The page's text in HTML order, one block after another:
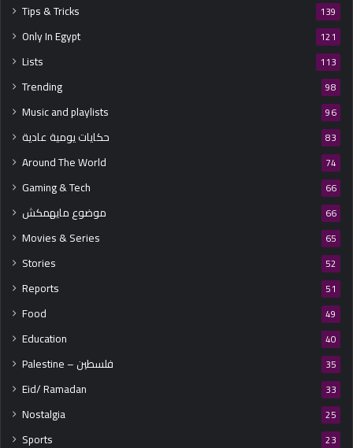
Tips & Tricks 139
Only In Egypt 121
Lists 113
Trending 98
Music and playlists 96
حكايات يومية عادية 83
Around The World 74
Gaming & Tech 66
موضوع مايهمكش 66
Movies & Series 65
Stories 52
Reports 51
Food 49
Education 40
Palestine – فلسطين 35
Eid/ Ramadan 33
Nostalgia 25
Sports 23